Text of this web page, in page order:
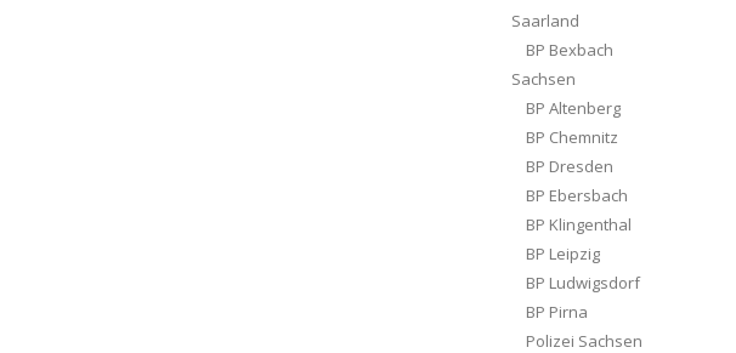
Saarland
BP Bexbach
Sachsen
BP Altenberg
BP Chemnitz
BP Dresden
BP Ebersbach
BP Klingenthal
BP Leipzig
BP Ludwigsdorf
BP Pirna
Polizei Sachsen